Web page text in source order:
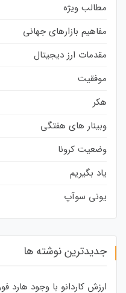
مطالب ویژه
مفاهیم بازارهای جهانی
مقدمات ارز دیجیتال
موفقیت
هکر
وبینار های هفتگی
وضعیت کرونا
یاد بگیریم
یونی سوآپ
جدیدترین نوشته ها